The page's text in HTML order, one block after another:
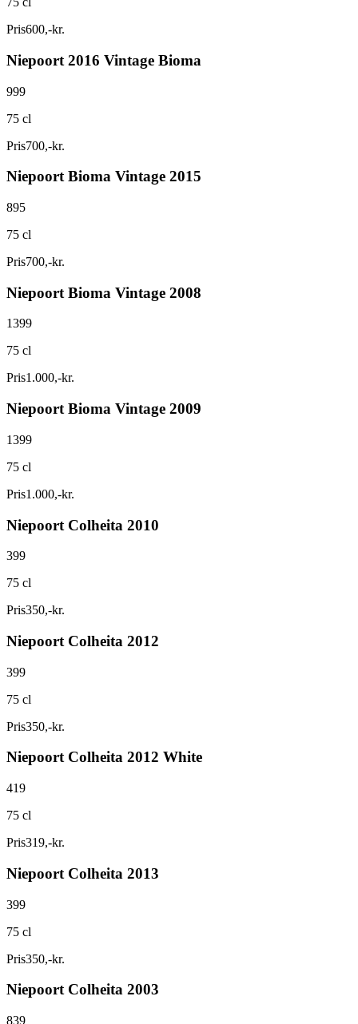
Pris600,-kr.
Niepoort 2016 Vintage Bioma
999
75 cl
Pris700,-kr.
Niepoort Bioma Vintage 2015
895
75 cl
Pris700,-kr.
Niepoort Bioma Vintage 2008
1399
75 cl
Pris1.000,-kr.
Niepoort Bioma Vintage 2009
1399
75 cl
Pris1.000,-kr.
Niepoort Colheita 2010
399
75 cl
Pris350,-kr.
Niepoort Colheita 2012
399
75 cl
Pris350,-kr.
Niepoort Colheita 2012 White
419
75 cl
Pris319,-kr.
Niepoort Colheita 2013
399
75 cl
Pris350,-kr.
Niepoort Colheita 2003
839